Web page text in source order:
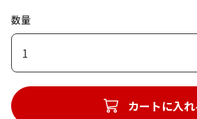
数量
1
カートに入れ